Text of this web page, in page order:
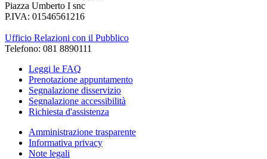
Piazza Umberto I snc
P.IVA: 01546561216
Ufficio Relazioni con il Pubblico
Telefono: 081 8890111
Leggi le FAQ
Prenotazione appuntamento
Segnalazione disservizio
Segnalazione accessibilità
Richiesta d'assistenza
Amministrazione trasparente
Informativa privacy
Note legali